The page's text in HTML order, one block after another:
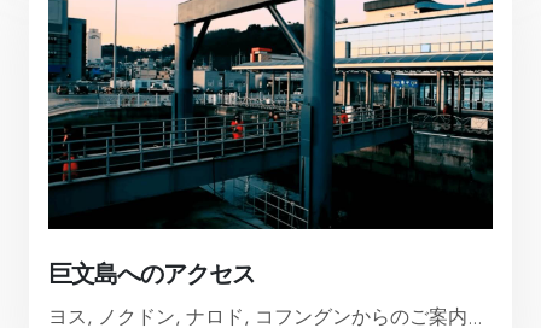
巨文島へのアクセス
ヨス, ノクドン, ナロド, コフングンからのご案内...